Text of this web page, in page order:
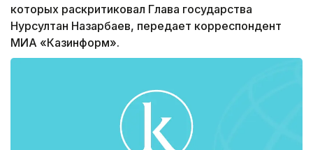
которых раскритиковал Глава государства
Нурсултан Назарбаев, передает корреспондент
МИА «Казинформ».